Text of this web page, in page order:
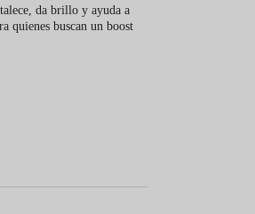
da brillo y ayuda a
quienes buscan un boost